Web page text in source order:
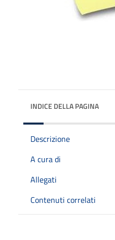
INDICE DELLA PAGINA
Descrizione
A cura di
Allegati
Contenuti correlati